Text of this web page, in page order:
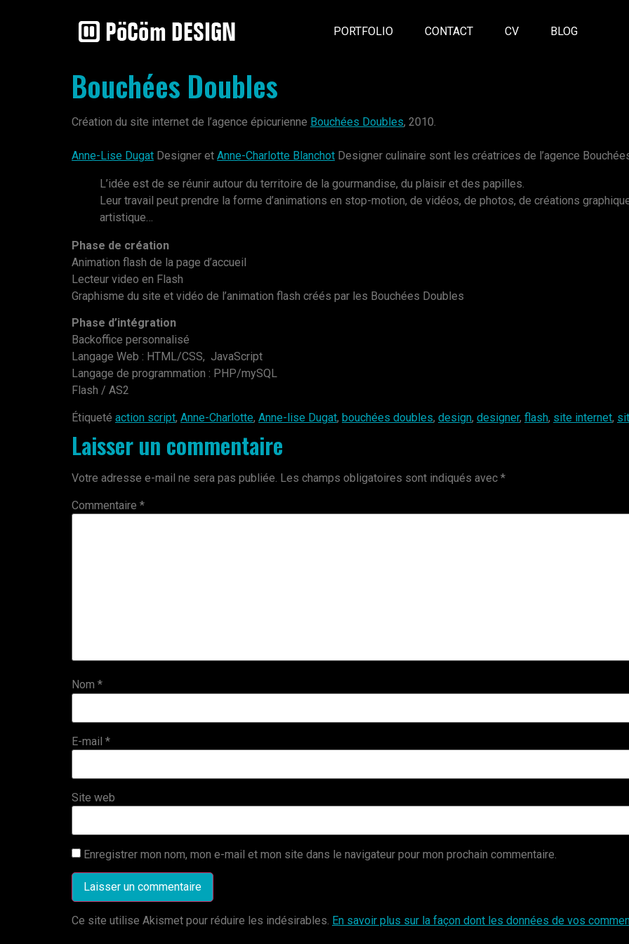
PORTFOLIO CONTACT CV BLOG
Bouchées Doubles
Création du site internet de l’agence épicurienne Bouchées Doubles, 2010.
Anne-Lise Dugat Designer et Anne-Charlotte Blanchot Designer culinaire sont les créatrices de l’agence
L’idée est de se réunir autour du territoire de la gourmandise, du plaisir et des papilles.
Leur travail peut prendre la forme d’animations en stop-motion, de vidéos, de photos, de créations
artistique…
Phase de création
Animation flash de la page d’accueil
Lecteur video en Flash
Graphisme du site et vidéo de l’animation flash créés par les Bouchées Doubles
Phase d’intégration
Backoffice personnalisé
Langage Web : HTML/CSS, JavaScript
Langage de programmation : PHP/mySQL
Flash / AS2
Étiqueté action script, Anne-Charlotte, Anne-lise Dugat, bouchées doubles, design, designer, flash, site internet,
Laisser un commentaire
Votre adresse e-mail ne sera pas publiée. Les champs obligatoires sont indiqués avec *
Commentaire *
Nom *
E-mail *
Site web
Enregistrer mon nom, mon e-mail et mon site dans le navigateur pour mon prochain commentaire.
Ce site utilise Akismet pour réduire les indésirables. En savoir plus sur la façon dont les données de vos